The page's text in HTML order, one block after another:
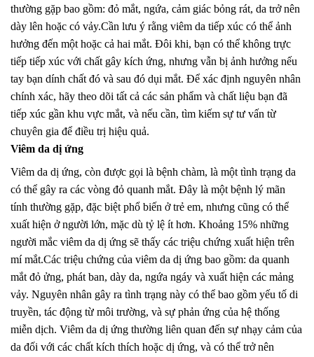
thường gặp bao gồm: đỏ mắt, ngứa, cảm giác bỏng rát, da trở nên
dày lên hoặc có vảy.Cần lưu ý rằng viêm da tiếp xúc có thể ảnh
hưởng đến một hoặc cả hai mắt. Đôi khi, bạn có thể không trực
tiếp tiếp xúc với chất gây kích ứng, nhưng vẫn bị ảnh hưởng nếu
tay bạn dính chất đó và sau đó dụi mắt. Để xác định nguyên nhân
chính xác, hãy theo dõi tất cả các sản phẩm và chất liệu bạn đã
tiếp xúc gần khu vực mắt, và nếu cần, tìm kiếm sự tư vấn từ
chuyên gia để điều trị hiệu quả.
Viêm da dị ứng
Viêm da dị ứng, còn được gọi là bệnh chàm, là một tình trạng da
có thể gây ra các vòng đỏ quanh mắt. Đây là một bệnh lý mãn
tính thường gặp, đặc biệt phổ biến ở trẻ em, nhưng cũng có thể
xuất hiện ở người lớn, mặc dù tỷ lệ ít hơn. Khoảng 15% những
người mắc viêm da dị ứng sẽ thấy các triệu chứng xuất hiện trên
mí mắt.Các triệu chứng của viêm da dị ứng bao gồm: da quanh
mắt đỏ ửng, phát ban, dày da, ngứa ngáy và xuất hiện các mảng
vảy. Nguyên nhân gây ra tình trạng này có thể bao gồm yếu tố di
truyền, tác động từ môi trường, và sự phản ứng của hệ thống
miễn dịch. Viêm da dị ứng thường liên quan đến sự nhạy cảm của
da đối với các chất kích thích hoặc dị ứng, và có thể trở nên